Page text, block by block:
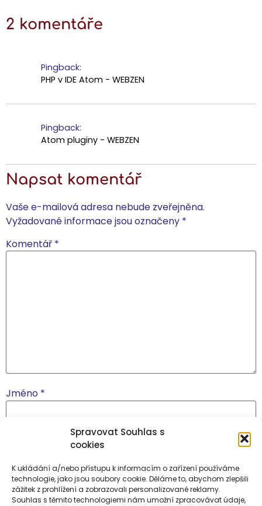
Spravovat Souhlas s
cookies
K ukládání a/nebo přístupu k informacím o zařízení používáme
technologie, jako jsou soubory cookie. Děláme to, abychom zlepšili
zážitek z prohlížení a zobrazovali personalizované reklamy.
Souhlas s těmito technologiemi nám umožní zpracovávat údaje,
2 komentáře
Pingback:
PHP v IDE Atom - WEBZEN
Pingback:
Atom pluginy - WEBZEN
Napsat komentář
Vaše e-mailová adresa nebude zveřejněna.
Vyžadované informace jsou označeny *
Komentář *
Jméno *
Webová stránka